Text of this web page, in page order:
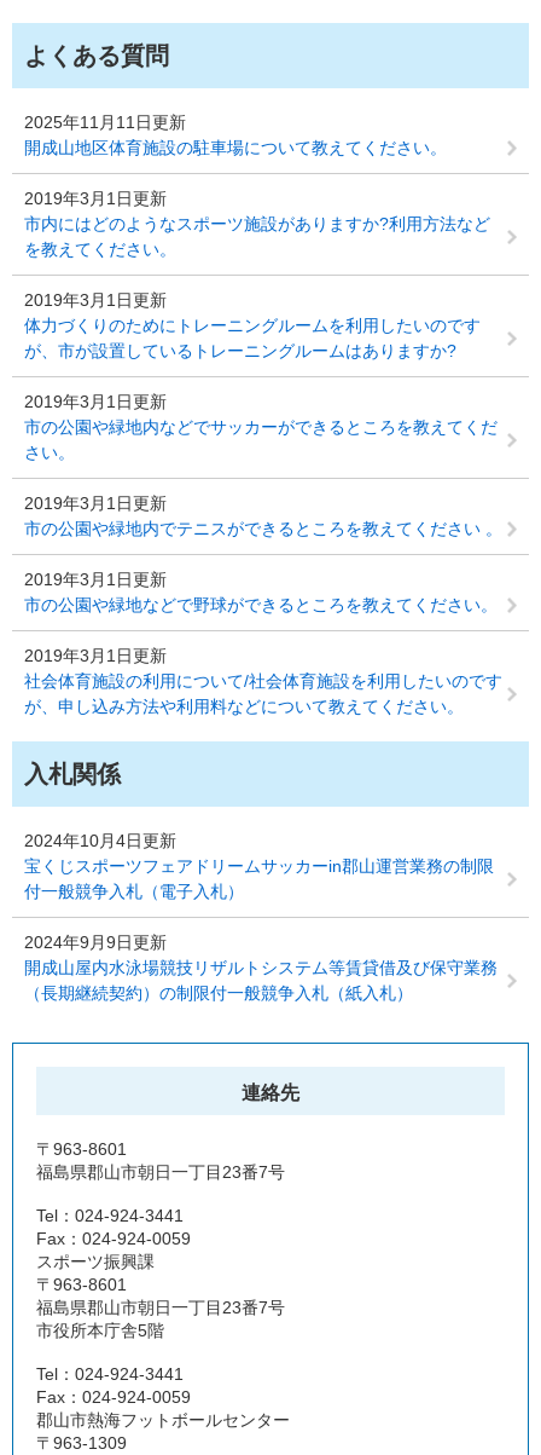
よくある質問
2025年11月11日更新
開成山地区体育施設の駐車場について教えてください。
2019年3月1日更新
市内にはどのようなスポーツ施設がありますか?利用方法など
を教えてください。
2019年3月1日更新
体力づくりのためにトレーニングルームを利用したいのです
が、市が設置しているトレーニングルームはありますか?
2019年3月1日更新
市の公園や緑地内などでサッカーができるところを教えてくだ
さい。
2019年3月1日更新
市の公園や緑地内でテニスができるところを教えてください 。
2019年3月1日更新
市の公園や緑地などで野球ができるところを教えてください。
2019年3月1日更新
社会体育施設の利用について/社会体育施設を利用したいのです
が、申し込み方法や利用料などについて教えてください。
入札関係
2024年10月4日更新
宝くじスポーツフェアドリームサッカーin郡山運営業務の制限
付一般競争入札（電子入札）
2024年9月9日更新
開成山屋内水泳場競技リザルトシステム等賃貸借及び保守業務
（長期継続契約）の制限付一般競争入札（紙入札）
連絡先
〒963-8601
福島県郡山市朝日一丁目23番7号
Tel：024-924-3441
Fax：024-924-0059
スポーツ振興課
〒963-8601
福島県郡山市朝日一丁目23番7号
市役所本庁舎5階
Tel：024-924-3441
Fax：024-924-0059
郡山市熱海フットボールセンター
〒963-1309